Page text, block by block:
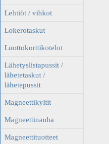
Lehtiöt / vihkot
Lokerotaskut
Luottokorttikotelot
Lähetyslistapussit /
lähetetaskut /
lähetepussit
Magneettikyltit
Magneettinauha
Magneettituotteet